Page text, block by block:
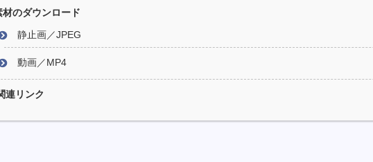
材のダウンロード
静止画／JPEG
動画／MP4
連リンク